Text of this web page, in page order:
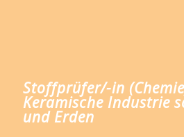
Stoffprüfer/-in
Keramische Industrie
und Erden